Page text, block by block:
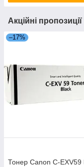
Акційні
–17%
Тонер Canon C-EXV59